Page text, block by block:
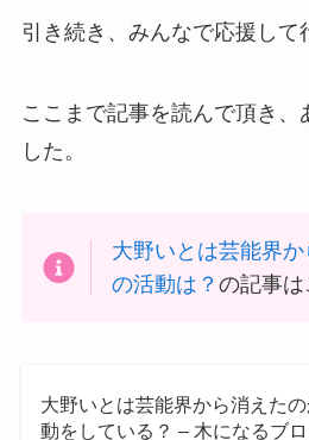
引き続き、みんなで応援して
ここまで記事を読んで頂き、
した。
大野いとは芸能界
の活動は？の記事は
大野いとは芸能界から消えた
動をしている？ – 木になるブ